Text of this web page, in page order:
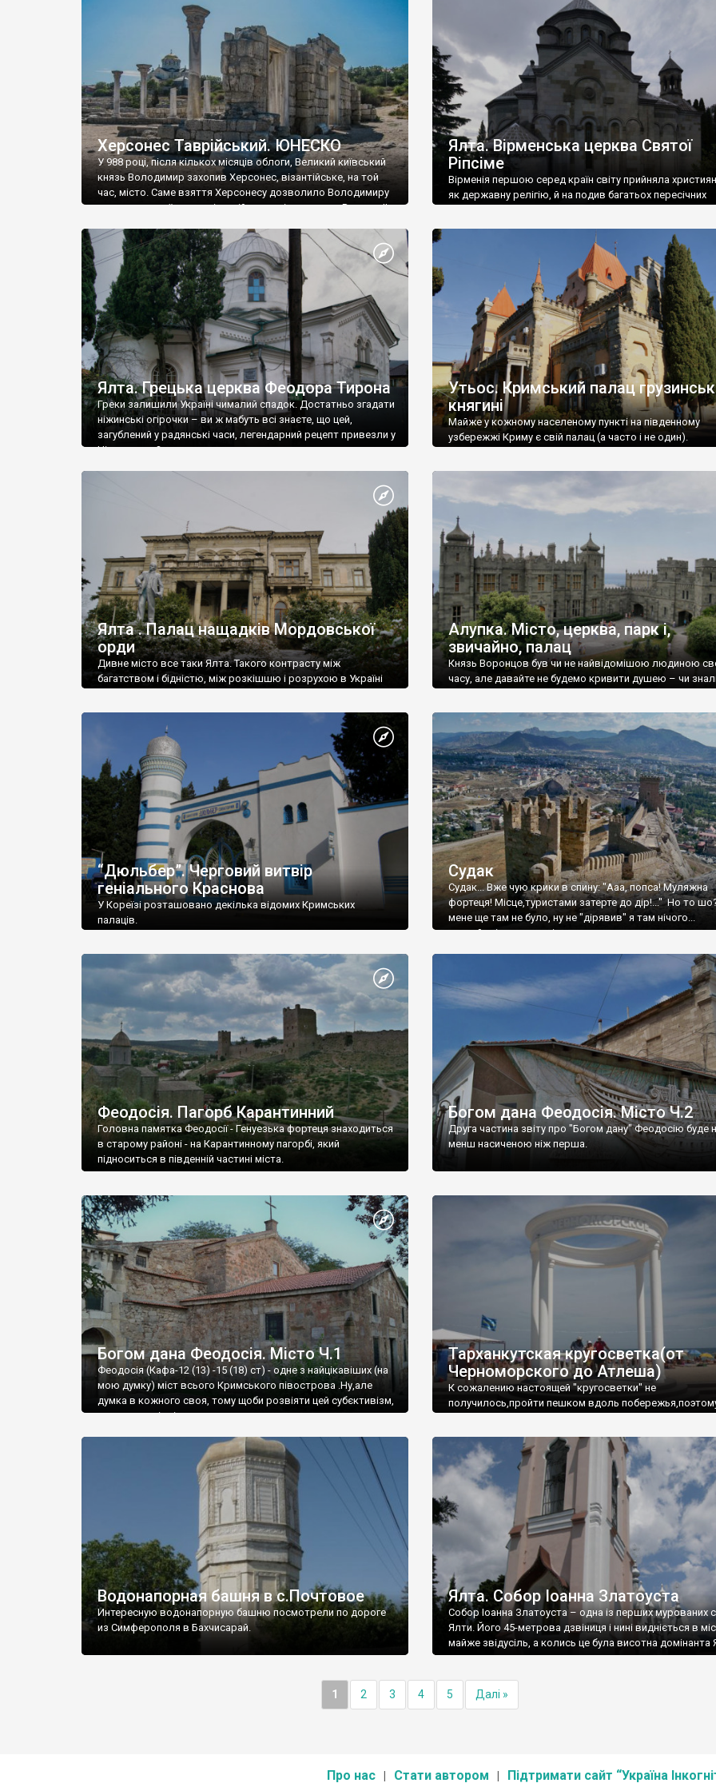
візантійської доби. Раритети викрадені з фондів об’єкту
культурної спадщини ЮНЕСКО «Херсонеса Таврійського».
Офіційно – на виставку «Золото Візантії», але експерти та
влада в Україні вважають це лише […]
називаються «повстяками» (postaki)…” “Вино. Крим
виробляє відмінне вино і його вдосталь: воно все
легке біле і дуже […]
Херсонес Таврійський. ЮНЕСКО
У 988 році, після кількох місяців облоги, Великий київський
князь Володимир захопив Херсонес, візантійське, на той
час, місто. Саме взяття Херсонесу дозволило Володимиру
диктувати свої умови візантійському імператору Василю ІІ,
Херсонесі Володимир-язичник, став Василем-
християнином. А потім було Хрещення Русі. На честь
Херсонесу Таврійського названо місто […]
Ялта. Вірменська церква Святої
Ріпсіме
Вірменія першою серед країн світу прийняла
як державну релігію, й на подив багатьох пересічних
Ялта. Грецька церква Феодора Тирона
Греки залишили Україні чималий спадок. Достатньо згадати
ніжинські огірочки – ви ж мабуть всі знаєте, що цей,
загублений у радянські часи, легендарний рецепт привезли у
Ніжин греки?
Утьос. Кримський палац
княгині
Майже у кожному населеному пункті на південному
узбережжі Криму є свій палац (а часто і не один).
Ялта . Палац нащадків Мордовської
орди
Дивне місто все таки Ялта. Такого контрасту між
багатством і бідністю, між розкішшю і розрухою в Україні
Алупка. Місто, церква, парк і,
звичайно, палац
Князь Воронцов був чи не найвідомішою людиною
часу, але давайте не будемо кривити душею – чи
“Дюльбер”. Черговий витвір
геніального Краснова
У Кореїзі розташовано декілька відомих Кримських
палаців.
Судак
Судак... Вже чую крики в спину: "Ааа, попса! Муляжна
фортеця! Місце,туристами затерте до дір!..." Но то
мене ще там не було, ну не "дірявив" я там нічого...
принаймні до цього літа.
Феодосія. Пагорб Карантинний
Головна памятка Феодосії - Генуезька фортеця знаходиться
в старому районі - на Карантинному пагорбі, який
підноситься в південній частині міста.
Богом дана Феодосія. Місто Ч.2
Друга частина звіту про "Богом дану" Феодосію буде
менш насиченою ніж перша.
Богом дана Феодосія. Місто Ч.1
Феодосія (Кафа-12 (13) -15 (18) ст) - одне з найцікавіших (на
мою думку) міст всього Кримського півострова .Ну,але
думка в кожного своя, тому щоби розвіяти цей субєктивізм,
запрошую відвідати це
Тарханкутская кругосветка(от
Черноморского до Атлеша)
К сожалению настоящей "кругосветки" не
получилось,пройти пешком вдоль
Водонапорная башня в с.Почтовое
Интересную водонапорную башню посмотрели по дороге
из Симферополя в Бахчисарай.
Ялта. Собор Іоанна Златоуста
Собор Іоанна Златоуста – одна із перших мурованих
Ялти. Його 45-метрова дзвіниця і нині видніється в
майже звідусіль, а колись це була висотна домінанта
1 2 3 4 5 Далі »
Про нас Стати автором Підтримати сайт “Україна